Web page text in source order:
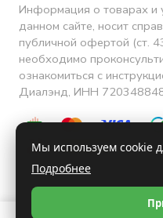
Информация о товарах и
данном сайте, носит
публичной офертой (ст.
необходимо
ознакомиться с
Диалэнд, ИНН
Конфиденциальность
Мы используем cookie
Подробнее